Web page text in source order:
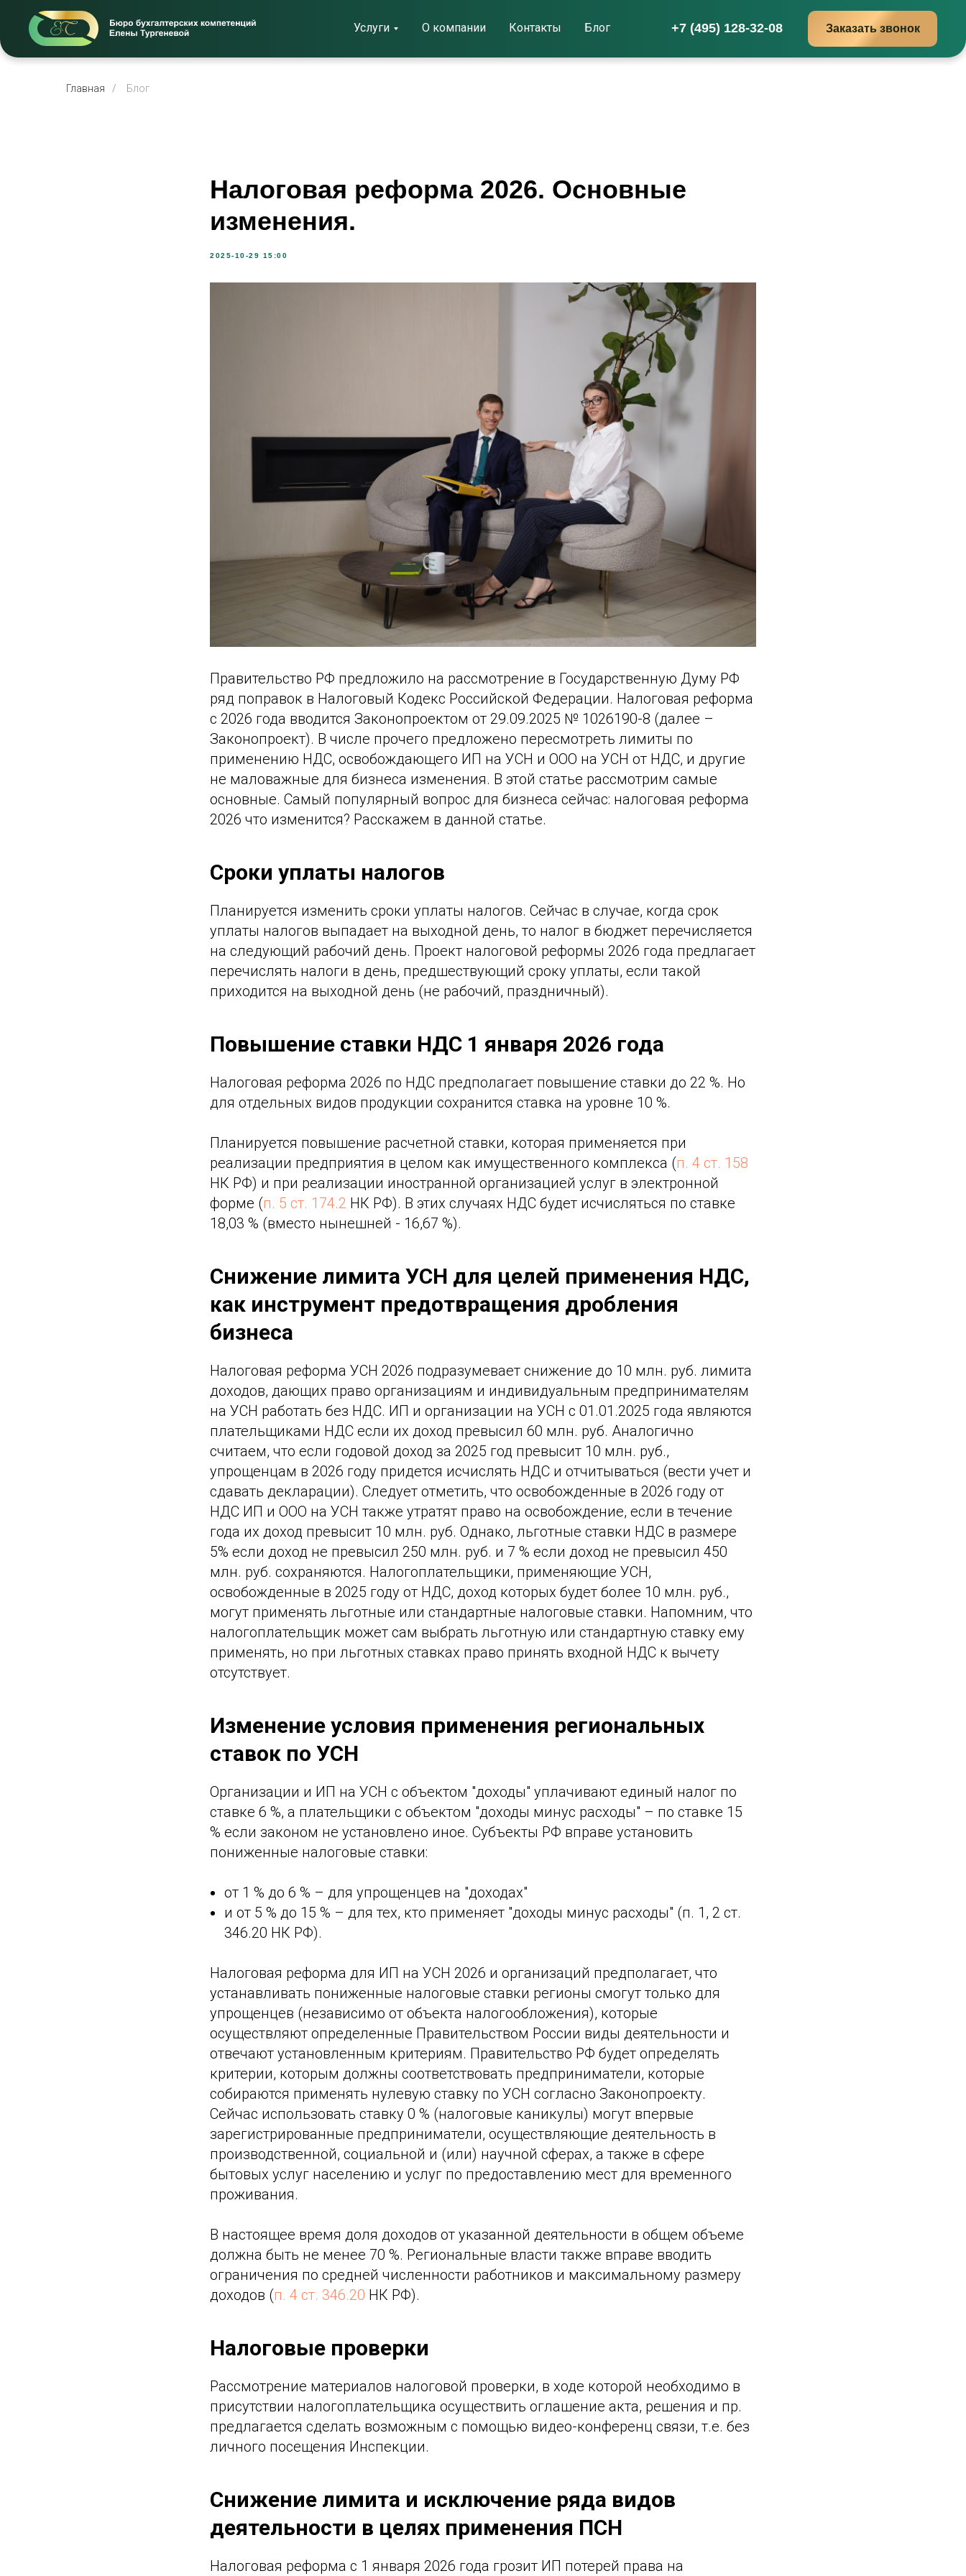
Заказать звонок
Блог
Контакты
О компании
Услуги +7 (495) 128-32-08 Заказать звонок
+7 (495) 128-32-08
Блог
Контакты
О компании
Услуги
Главная / Блог
Налоговая реформа 2026. Основные
изменения.
2025-10-29 15:00
Правительство РФ предложило на рассмотрение в Государственную Думу РФ
ряд поправок в Налоговый Кодекс Российской Федерации. Налоговая реформа
с 2026 года вводится Законопроектом от 29.09.2025 № 1026190-8 (далее –
Законопроект). В числе прочего предложено пересмотреть лимиты по
применению НДС, освобождающего ИП на УСН и ООО на УСН от НДС, и другие
не маловажные для бизнеса изменения. В этой статье рассмотрим самые
основные. Самый популярный вопрос для бизнеса сейчас: налоговая реформа
2026 что изменится? Расскажем в данной статье.
Сроки уплаты налогов
Планируется изменить сроки уплаты налогов. Сейчас в случае, когда срок
уплаты налогов выпадает на выходной день, то налог в бюджет перечисляется
на следующий рабочий день. Проект налоговой реформы 2026 года предлагает
перечислять налоги в день, предшествующий сроку уплаты, если такой
приходится на выходной день (не рабочий, праздничный).
Повышение ставки НДС 1 января 2026 года
Налоговая реформа 2026 по НДС предполагает повышение ставки до 22 %. Но
для отдельных видов продукции сохранится ставка на уровне 10 %.
Планируется повышение расчетной ставки, которая применяется при
реализации предприятия в целом как имущественного комплекса (п. 4 ст. 158
НК РФ) и при реализации иностранной организацией услуг в электронной
форме (п. 5 ст. 174.2 НК РФ). В этих случаях НДС будет исчисляться по ставке
18,03 % (вместо нынешней - 16,67 %).
Снижение лимита УСН для целей применения НДС,
как инструмент предотвращения дробления
бизнеса
Налоговая реформа УСН 2026 подразумевает снижение до 10 млн. руб. лимита
доходов, дающих право организациям и индивидуальным предпринимателям
на УСН работать без НДС. ИП и организации на УСН с 01.01.2025 года являются
плательщиками НДС если их доход превысил 60 млн. руб. Аналогично
считаем, что если годовой доход за 2025 год превысит 10 млн. руб.,
упрощенцам в 2026 году придется исчислять НДС и отчитываться (вести учет и
сдавать декларации). Следует отметить, что освобожденные в 2026 году от
НДС ИП и ООО на УСН также утратят право на освобождение, если в течение
года их доход превысит 10 млн. руб. Однако, льготные ставки НДС в размере
5% если доход не превысил 250 млн. руб. и 7 % если доход не превысил 450
млн. руб. сохраняются. Налогоплательщики, применяющие УСН,
освобожденные в 2025 году от НДС, доход которых будет более 10 млн. руб.,
могут применять льготные или стандартные налоговые ставки. Напомним, что
налогоплательщик может сам выбрать льготную или стандартную ставку ему
применять, но при льготных ставках право принять входной НДС к вычету
отсутствует.
Изменение условия применения региональных
ставок по УСН
Организации и ИП на УСН с объектом "доходы" уплачивают единый налог по
ставке 6 %, а плательщики с объектом "доходы минус расходы" – по ставке 15
% если законом не установлено иное. Субъекты РФ вправе установить
пониженные налоговые ставки:
от 1 % до 6 % – для упрощенцев на "доходах"
и от 5 % до 15 % – для тех, кто применяет "доходы минус расходы" (п. 1, 2 ст.
346.20 НК РФ).
Налоговая реформа для ИП на УСН 2026 и организаций предполагает, что
устанавливать пониженные налоговые ставки регионы смогут только для
упрощенцев (независимо от объекта налогообложения), которые
осуществляют определенные Правительством России виды деятельности и
отвечают установленным критериям. Правительство РФ будет определять
критерии, которым должны соответствовать предприниматели, которые
собираются применять нулевую ставку по УСН согласно Законопроекту.
Сейчас использовать ставку 0 % (налоговые каникулы) могут впервые
зарегистрированные предприниматели, осуществляющие деятельность в
производственной, социальной и (или) научной сферах, а также в сфере
бытовых услуг населению и услуг по предоставлению мест для временного
проживания.
В настоящее время доля доходов от указанной деятельности в общем объеме
должна быть не менее 70 %. Региональные власти также вправе вводить
ограничения по средней численности работников и максимальному размеру
доходов (п. 4 ст. 346.20 НК РФ).
Налоговые проверки
Рассмотрение материалов налоговой проверки, в ходе которой необходимо в
присутствии налогоплательщика осуществить оглашение акта, решения и пр.
предлагается сделать возможным с помощью видео-конференц связи, т.е. без
личного посещения Инспекции.
Снижение лимита и исключение ряда видов
деятельности в целях применения ПСН
Налоговая реформа с 1 января 2026 года грозит ИП потерей права на